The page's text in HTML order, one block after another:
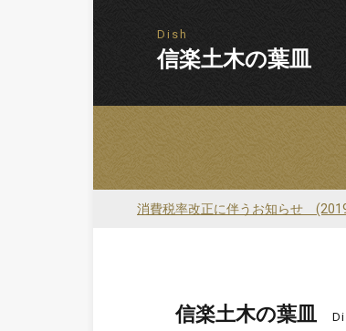
Dish
信楽土木の葉皿
消費税率改正に伴うお知らせ
信楽土木の葉皿